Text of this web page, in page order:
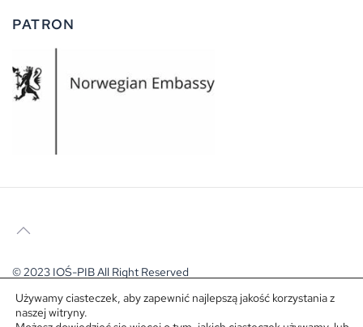
PATRON
© 2023 IOŚ-PIB All Right Reserved
Deklaracja dostępności
Używamy ciasteczek, aby zapewnić najlepszą jakość korzystania z
naszej witryny.